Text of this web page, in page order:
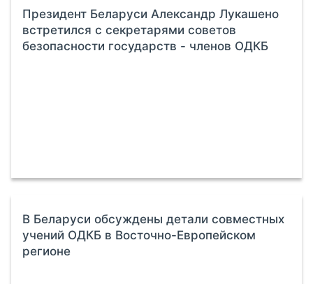
Президент Беларуси Александр Лукашено
встретился с секретарями советов
безопасности государств - членов ОДКБ
В Беларуси обсуждены детали совместных
учений ОДКБ в Восточно-Европейском
регионе